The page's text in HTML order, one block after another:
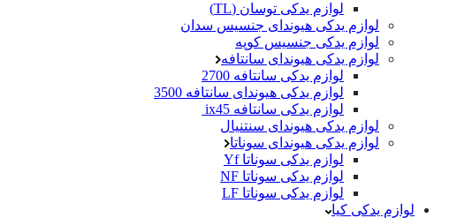
لوازم یدکی توسان (TL)
لوازم یدکی هیوندای جنسیس سدان
لوازم یدکی جنسیس کوپه
لوازم یدکی هیوندای سانتافه
لوازم یدکی سانتافه 2700
لوازم یدکی هیوندای سانتافه 3500
لوازم یدکی سانتافه ix45
لوازم یدکی هیوندای سنتنیال
لوازم یدکی هیوندای سوناتا
لوازم یدکی سوناتا Yf
لوازم یدکی سوناتا NF
لوازم یدکی سوناتا LF
لوازم یدکی کیا